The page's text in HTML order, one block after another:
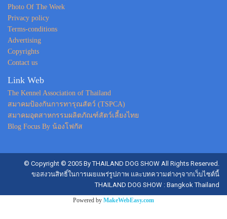
Photo Of The Week
Privacy policy
Terms-conditions
Advertising
Copyrights
Contact us
Link Web
The Kennel Association of Thailand
สมาคมป้องกันการทารุณสัตว์ (TSPCA)
สมาคมอุตสาหกรรมผลิตภัณฑ์สัตว์เลี้ยงไทย
Blog Focus By น้องโฟกัส
© Copyright © 2005 By THAILAND DOG SHOW All Rights Reserved.
ขอสงวนสิทธิ์ในการเผยแพร่รูปภาพ และบทความต่างๆจากเว็บไซต์นี้
THAILAND DOG SHOW : Bangkok Thailand
Powered by MakeWebEasy.com